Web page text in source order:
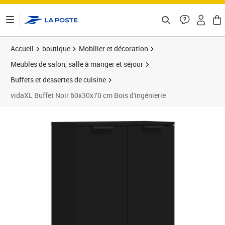
Accueil boutique
Mobilier et décoration
Meubles de salon, salle à manger et séjour
Buffets et dessertes de cuisine
vidaXL Buffet Noir 60x30x70 cm Bois d'ingénierie